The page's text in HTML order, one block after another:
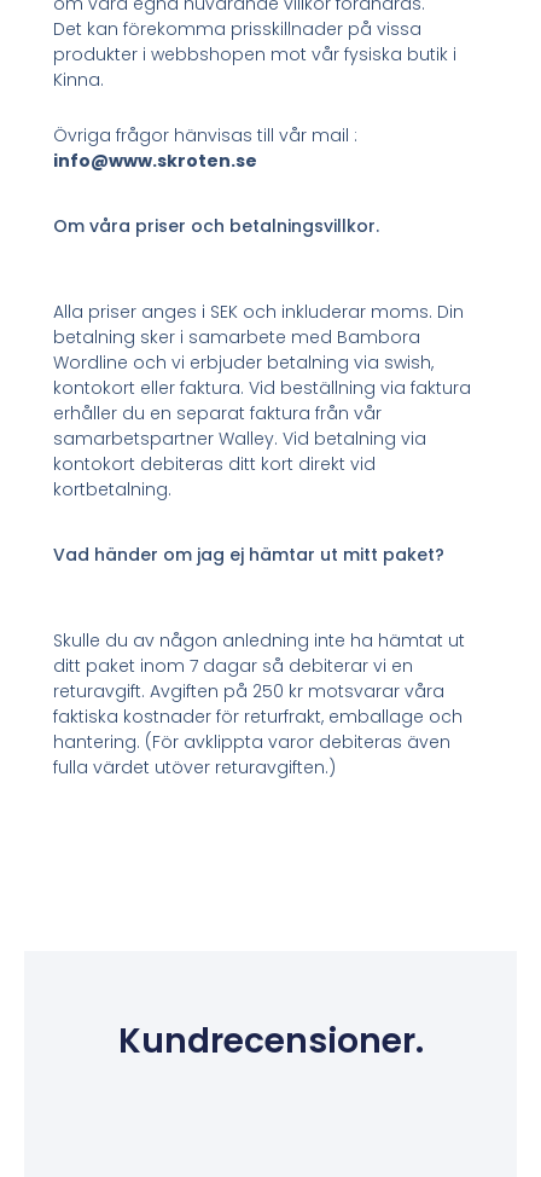
Det kan förekomma prisskillnader på vissa
produkter i webbshopen mot vår fysiska butik i
Kinna.
Övriga frågor hänvisas till vår mail :
info@www.skroten.se
Om våra priser och betalningsvillkor.
Alla priser anges i SEK och inkluderar moms. Din
betalning sker i samarbete med Bambora
Wordline och vi erbjuder betalning via swish,
kontokort eller faktura. Vid beställning via faktura
erhåller du en separat faktura från vår
samarbetspartner Walley. Vid betalning via
kontokort debiteras ditt kort direkt vid
kortbetalning.
Vad händer om jag ej hämtar ut mitt paket?
Skulle du av någon anledning inte ha hämtat ut
ditt paket inom 7 dagar så debiterar vi en
returavgift. Avgiften på 250 kr motsvarar våra
faktiska kostnader för returfrakt, emballage och
hantering. (För avklippta varor debiteras även
fulla värdet utöver returavgiften.)
Kundrecensioner.